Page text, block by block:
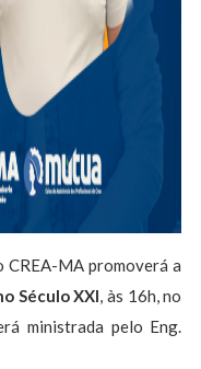
MA promoverá a
Século XXI, às 16h, no
ministrada pelo Eng.